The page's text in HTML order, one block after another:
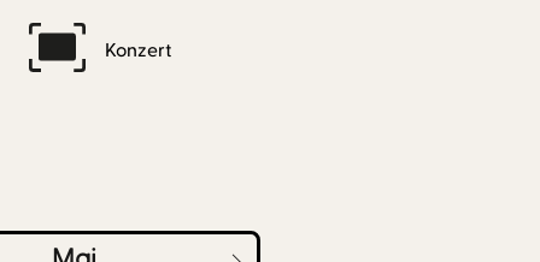
Konzert